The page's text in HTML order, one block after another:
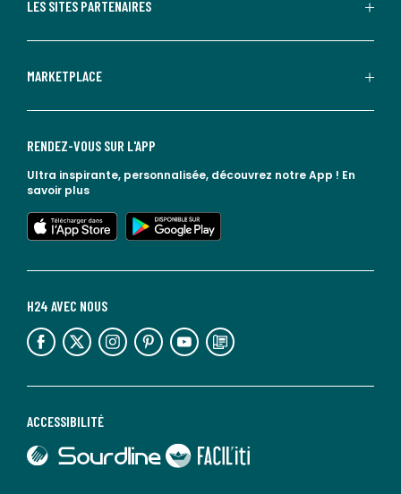
LES SITES PARTENAIRES
MARKETPLACE
ACCESSIBILITÉ
lien vers Faciliti
H24 AVEC NOUS
lien vers l'espace réseaux sociaux lien vers l'espace réseaux sociaux lien vers l'espace réseaux sociaux lien vers l'espace réseaux sociaux lien vers l'espace réseaux sociaux lien vers le blog la redoute
RENDEZ-VOUS SUR L'APP
Ultra inspirante, personnalisée, découvrez notre App ! En
savoir plus
lien vers l'app store
lien vers google play